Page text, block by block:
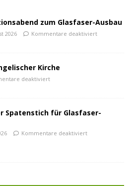
zum Glasfaser-Ausbau
2026 Kommentare deaktiviert
Kirche
deaktiviert
Spatenstich für Glasfaser-
Kommentare deaktiviert